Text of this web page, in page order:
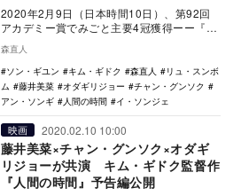
2020年2月9日（日本時間10日）、第92回
アカデミー賞でみごと主要4冠獲得ーー『パ
森直人
ソン・ギユン
キム・ギドク 森直人
リュ・スンボ
ム
藤井美菜 オダギリジョー
チャン・グンソク
アン・ソンギ
人間の時間 イ・ソンジェ
映画 2020.02.10 10:00
藤井美菜×チャン・グンソク×オダギ
リジョーが共演 キム・ギドク監督作
『人間の時間』予告編公開